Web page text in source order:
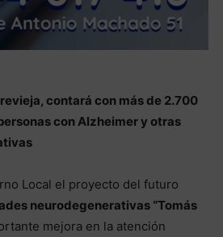
contará con más de 2.700
con Alzheimer y otras
Local el proyecto del futuro
neurodegenerativas “Tomás
mejora en la atención